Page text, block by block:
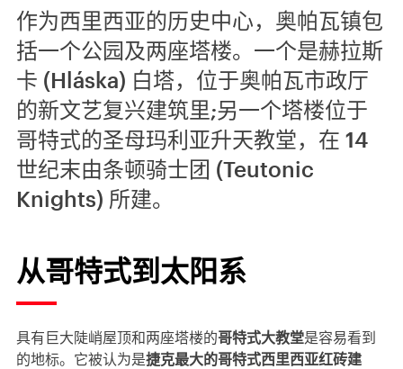
作为西里西亚的历史中心，奥帕瓦镇包
括一个公园及两座塔楼。一个是赫拉斯
卡 (Hláska) 白塔，位于奥帕瓦市政厅
的新文艺复兴建筑里;另一个塔楼位于
哥特式的圣母玛利亚升天教堂，在 14
世纪末由条顿骑士团 (Teutonic
Knights) 所建。
从哥特式到太阳系
具有巨大陡峭屋顶和两座塔楼的哥特式大教堂是容易看到
的地标。它被认为是捷克最大的哥特式西里西亚红砖建